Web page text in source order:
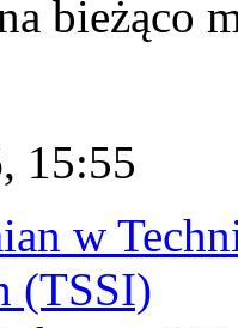
bieżąco
15:55
w
(TSSI)